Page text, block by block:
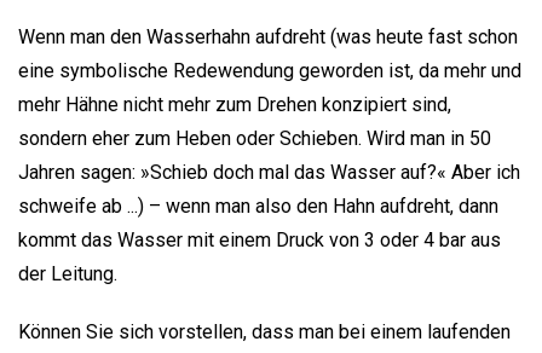
Wenn man den Wasserhahn aufdreht (was heute fast schon
eine symbolische Redewendung geworden ist, da mehr und
mehr Hähne nicht mehr zum Drehen konzipiert sind,
sondern eher zum Heben oder Schieben. Wird man in 50
Jahren sagen: »Schieb doch mal das Wasser auf?« Aber ich
schweife ab ...) – wenn man also den Hahn aufdreht, dann
kommt das Wasser mit einem Druck von 3 oder 4 bar aus
der Leitung.
Können Sie sich vorstellen, dass man bei einem laufenden